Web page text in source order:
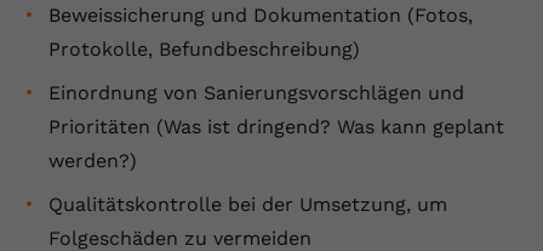
Beweissicherung und Dokumentation (Fotos,
Protokolle, Befundbeschreibung)
Einordnung von Sanierungsvorschlägen und
Prioritäten (Was ist dringend? Was kann geplant
werden?)
Qualitätskontrolle bei der Umsetzung, um
Folgeschäden zu vermeiden